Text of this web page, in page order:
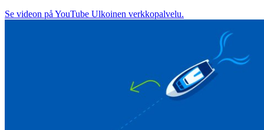
Se videon på YouTube Ulkoinen verkkopalvelu.